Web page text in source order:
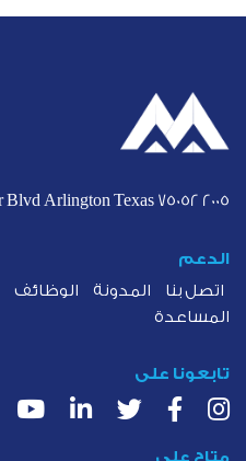
2005 E Lamar Blvd Arlington Texas 75052
الدعم
اتصل بنا
المدونة الوظائف
المساعدة
تابعونا على
متاح على